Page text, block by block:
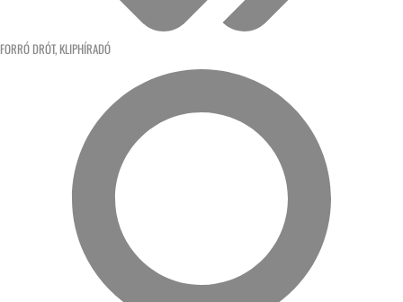
FORRÓ DRÓT, KLIPHÍRADÓ